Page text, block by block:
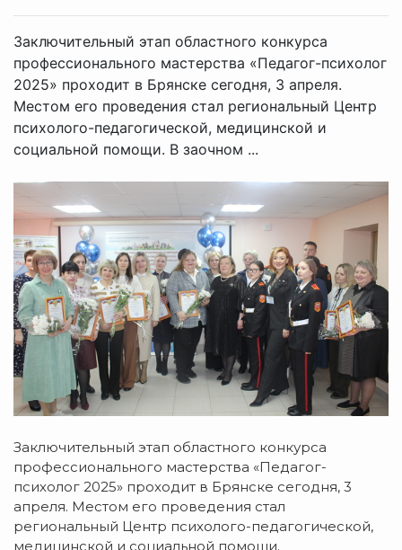
Заключительный этап областного конкурса
профессионального мастерства «Педагог-психолог
2025» проходит в Брянске сегодня, 3 апреля.
Местом его проведения стал региональный Центр
психолого-педагогической, медицинской и
социальной помощи. В заочном ...
Заключительный этап областного конкурса
профессионального мастерства «Педагог-
психолог 2025» проходит в Брянске сегодня, 3
апреля. Местом его проведения стал
региональный Центр психолого-педагогической,
медицинской и социальной помощи.